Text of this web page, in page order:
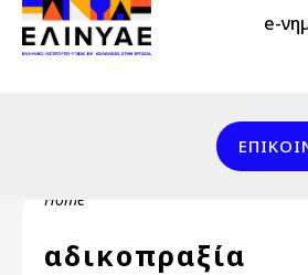
Skip to main content
Header Top 2 e-
Header Top
Breadcrumb
Home
αδικοπραξία